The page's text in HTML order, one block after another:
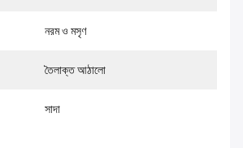
নরম ও মসৃণ
তৈলাক্ত আঠালো
সাদা